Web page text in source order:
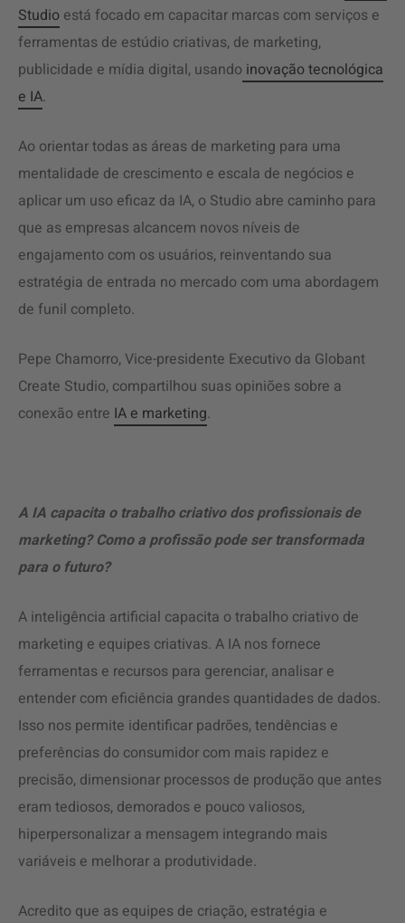
Studio está focado em capacitar marcas com serviços e
ferramentas de estúdio criativas, de marketing,
publicidade e mídia digital, usando inovação tecnológica
e IA.
Ao orientar todas as áreas de marketing para uma
mentalidade de crescimento e escala de negócios e
aplicar um uso eficaz da IA, o Studio abre caminho para
que as empresas alcancem novos níveis de
engajamento com os usuários, reinventando sua
estratégia de entrada no mercado com uma abordagem
de funil completo.
Pepe Chamorro, Vice-presidente Executivo da Globant
Create Studio, compartilhou suas opiniões sobre a
conexão entre IA e marketing.
A IA capacita o trabalho criativo dos profissionais de
marketing? Como a profissão pode ser transformada
para o futuro?
A inteligência artificial capacita o trabalho criativo de
marketing e equipes criativas. A IA nos fornece
ferramentas e recursos para gerenciar, analisar e
entender com eficiência grandes quantidades de dados.
Isso nos permite identificar padrões, tendências e
preferências do consumidor com mais rapidez e
precisão, dimensionar processos de produção que antes
eram tediosos, demorados e pouco valiosos,
hiperpersonalizar a mensagem integrando mais
variáveis e melhorar a produtividade.
Acredito que as equipes de criação, estratégia e